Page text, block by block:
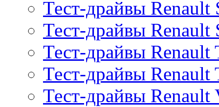
Тест-драйвы Renault
Тест-драйвы Renault
Тест-драйвы Renault
Тест-драйвы Renault
Тест-драйвы Renault